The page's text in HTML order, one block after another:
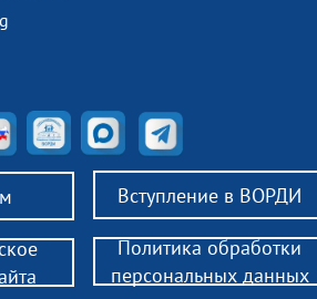
Вступление в ВОРДИ
Политика обработки
персональных данных